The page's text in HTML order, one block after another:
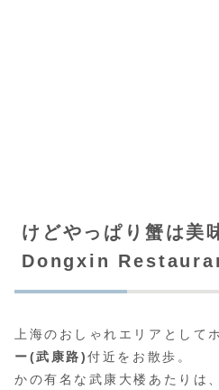
けどやっぱり蟹は
Dongxin
上海のおしゃれエリアとして
ー(武康路)付近をお散歩。
かの有名な武康大楼あたりは